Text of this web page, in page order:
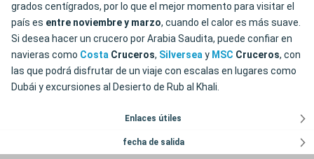
grados centígrados, por lo que el mejor momento para visitar el
país es entre noviembre y marzo, cuando el calor es más suave.
Si desea hacer un crucero por Arabia Saudita, puede confiar en
navieras como Costa Cruceros, Silverseay MSC Cruceros, con
las que podrá disfrutar de un viaje con escalas en lugares como
Dubái y excursiones al Desierto de Rub al Khali.
Enlaces útiles
fecha de salida